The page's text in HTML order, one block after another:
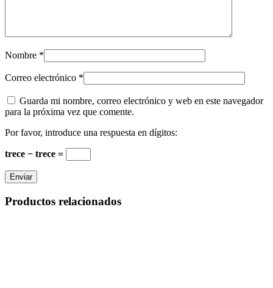
Nombre *
Correo electrónico *
Guarda mi nombre, correo electrónico y web en este navegador
para la próxima vez que comente.
Por favor, introduce una respuesta en dígitos:
trece − trece =
Productos relacionados